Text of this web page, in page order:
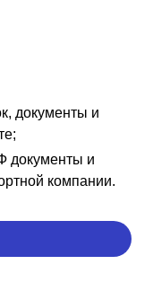
документы и
документы и
компании.